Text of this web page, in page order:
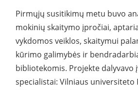
Pirmųjų susitikimų metu buvo
mokinių skaitymo įpročiai,
vykdomos veiklos, skaitymui
kūrimo galimybės ir
bibliotekomis. Projekte dalyvavo
specialistai: Vilniaus universiteto